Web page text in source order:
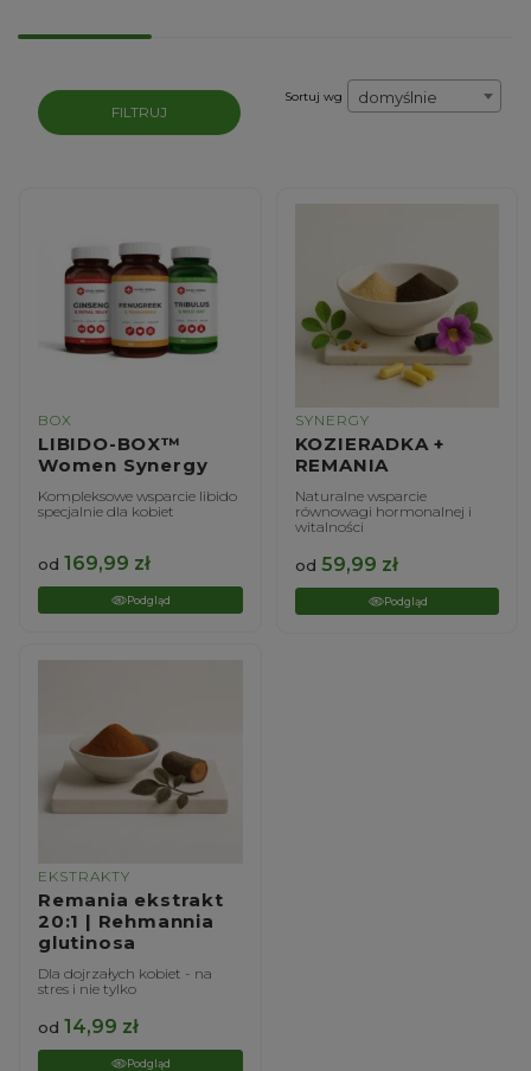
FILTRUJ
Sortuj wg domyślnie
BOX
LIBIDO-BOX™
Women Synergy
Kompleksowe wsparcie libido
specjalnie dla kobiet
od 169,99 zł
Podgląd
SYNERGY
KOZIERADKA +
REMANIA
Naturalne wsparcie
równowagi hormonalnej i
witalności
od 59,99 zł
Podgląd
EKSTRAKTY
Remania ekstrakt
20:1 | Rehmannia
glutinosa
Dla dojrzałych kobiet - na
stres i nie tylko
od 14,99 zł
Podgląd